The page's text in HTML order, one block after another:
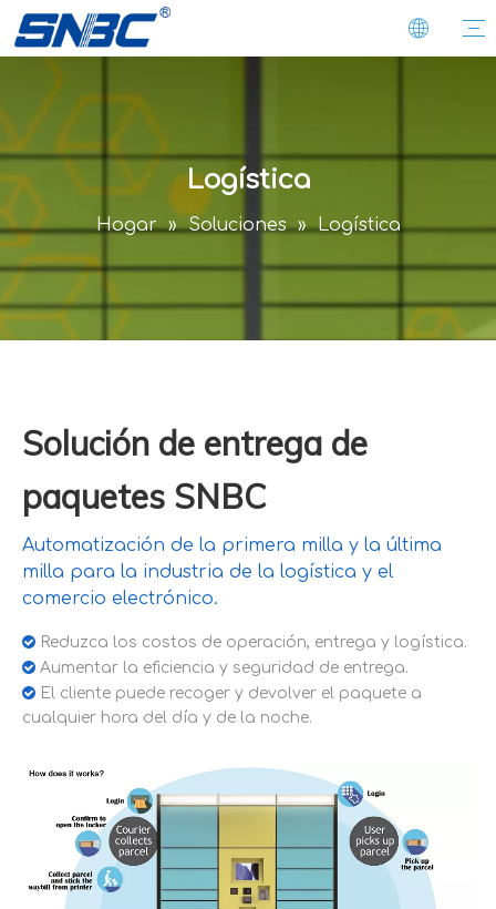
Logística
Hogar » Soluciones » Logística
Solución de entrega de
paquetes SNBC
Automatización de la primera milla y la última
milla para la industria de la logística y el
comercio electrónico.
 Reduzca los costos de operación, entrega y logística.
 Aumentar la eficiencia y seguridad de entrega.
 El cliente puede recoger y devolver el paquete a
cualquier hora del día y de la noche.